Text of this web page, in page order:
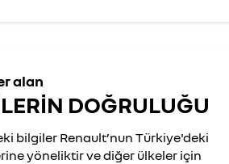
alan
DOĞRULUĞU
bilgiler Renault’nun Türkiye'deki
yöneliktir ve diğer ülkeler için